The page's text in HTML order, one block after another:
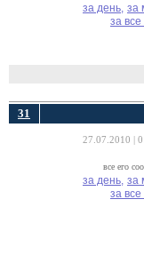
за день, за
за
31
27.07.2010 |
все его
за день, за
за